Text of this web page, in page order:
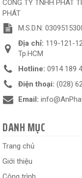
CÔNG TY TNHH PHÁT
PHÁT
M.S.D.N:
Địa chỉ: 119-121-
Tp.HCM
Hotline: 0914 189
Điện thoại: (028)
Email:
DANH MỤC
Trang chủ
Giới thiệu